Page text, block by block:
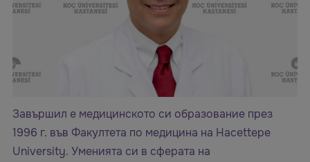
Завършил е медицинското си образование през
1996 г. във Факултета по медицина на Hacettepe
University. Уменията си в сферата на